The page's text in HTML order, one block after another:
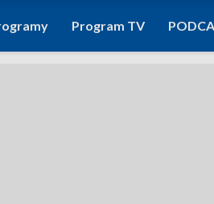
Program TV